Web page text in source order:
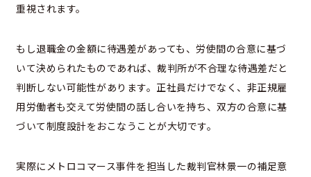
重視されます。
もし退職金の金額に待遇差があっても、労使間の合意に基づ
いて決められたものであれば、裁判所が不合理な待遇差だと
判断しない可能性があります。正社員だけでなく、非正規雇
用労働者も交えて労使間の話し合いを持ち、双方の合意に基
づいて制度設計をおこなうことが大切です。
実際にメトロコマース事件を担当した裁判官林景一の補足意